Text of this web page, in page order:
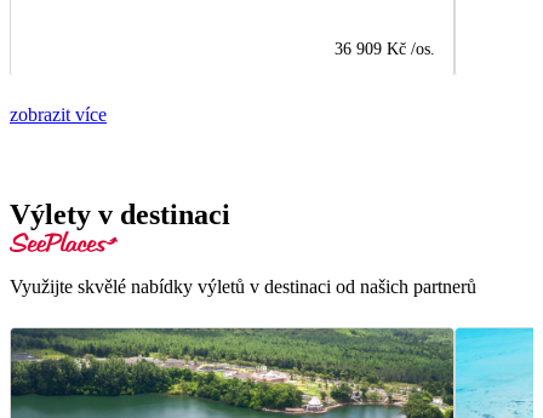
36 909 Kč /os.
zobrazit více
Výlety v destinaci
Využijte skvělé nabídky výletů v destinaci od našich partnerů